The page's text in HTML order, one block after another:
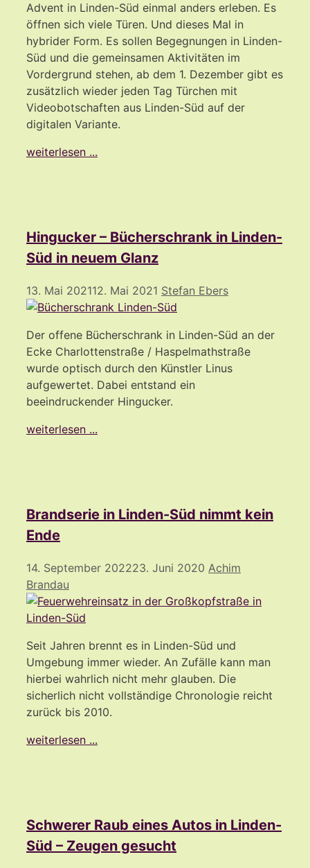
Advent in Linden-Süd einmal anders erleben. Es
öffnen sich viele Türen. Und dieses Mal in
hybrider Form. Es sollen Begegnungen in Linden-
Süd und die gemeinsamen Aktivitäten im
Vordergrund stehen, ab dem 1. Dezember gibt es
zusätzlich wieder jeden Tag Türchen mit
Videobotschaften aus Linden-Süd auf der
digitalen Variante.
weiterlesen ...
Hingucker – Bücherschrank in Linden-
Süd in neuem Glanz
13. Mai 202112. Mai 2021 Stefan Ebers
Der offene Bücherschrank in Linden-Süd an der
Ecke Charlottenstraße / Haspelmathstraße
wurde optisch durch den Künstler Linus
aufgewertet. Dabei entstand ein
beeindruckender Hingucker.
weiterlesen ...
Brandserie in Linden-Süd nimmt kein
Ende
14. September 202223. Juni 2020 Achim
Brandau
Seit Jahren brennt es in Linden-Süd und
Umgebung immer wieder. An Zufälle kann man
hierbei wahrlich nicht mehr glauben. Die
sicherlich nicht vollständige Chronologie reicht
zurück bis 2010.
weiterlesen ...
Schwerer Raub eines Autos in Linden-
Süd – Zeugen gesucht